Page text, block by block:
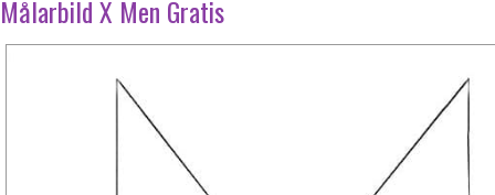
Målarbild X Men Gratis